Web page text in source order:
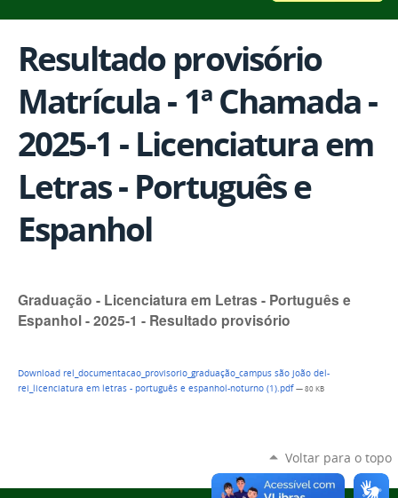
Resultado provisório
Matrícula - 1ª Chamada -
2025-1 - Licenciatura em
Letras - Português e
Espanhol
Graduação - Licenciatura em Letras - Português e
Espanhol - 2025-1 - Resultado provisório
Download rel_documentacao_provisorio_graduação_campus são joão del-
rei_licenciatura em letras - português e espanhol-noturno (1).pdf— 80 KB
Voltar para o topo